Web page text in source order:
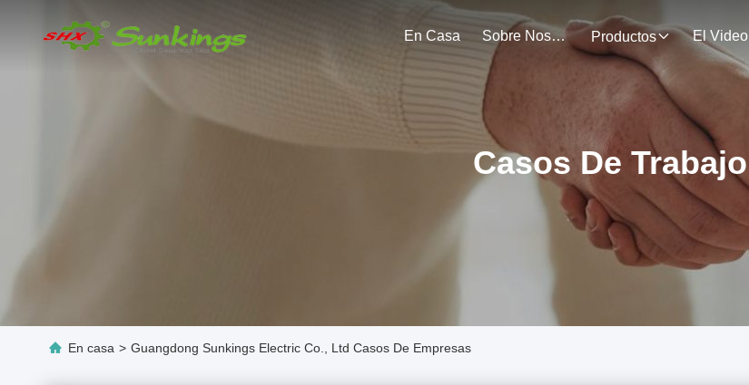
En Casa Sobre Nosotros Productos El Video
Casos De Trabajo
En casa > Guangdong Sunkings Electric Co., Ltd Casos De Empresas